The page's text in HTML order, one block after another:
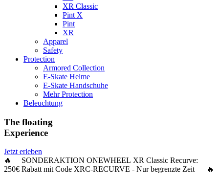
XR Classic
Pint X
Pint
XR
Apparel
Safety
Protection
Armored Collection
E-Skate Helme
E-Skate Handschuhe
Mehr Protection
Beleuchtung
The floating
Experience
Jetzt erleben
🔥 SONDERAKTION ONEWHEEL XR Classic Recurve:
250€ Rabattmit Code XRC-RECURVE - Nur begrenzte Zeit 🔥